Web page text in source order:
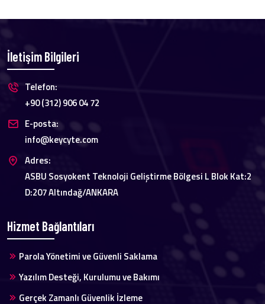
İletişim Bilgileri
Telefon:
+90 (312) 906 04 72
E-posta:
info@keycyte.com
Adres:
ASBU Sosyokent Teknoloji Geliştirme Bölgesi L Blok Kat:2
D:207 Altındağ/ANKARA
Hizmet Bağlantıları
Parola Yönetimi ve Güvenli Saklama
Yazılım Desteği, Kurulumu ve Bakımı
Gerçek Zamanlı Güvenlik İzleme